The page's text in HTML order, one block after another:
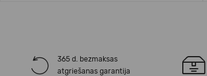
365 d. bezmaksas
atgriešanas garantija